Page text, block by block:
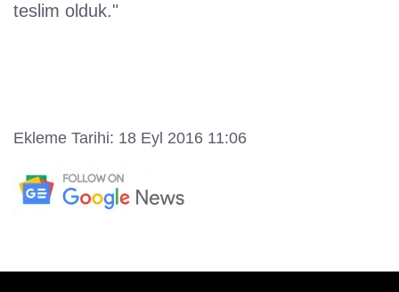
teslim olduk."
Ekleme Tarihi: 18 Eyl 2016 11:06